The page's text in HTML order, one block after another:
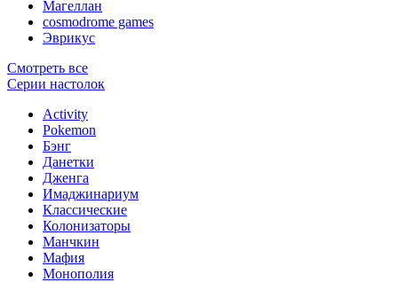
Магеллан
сosmodrome games
Эврикус
Смотреть все
Серии настолок
Activity
Pokemon
Бэнг
Данетки
Дженга
Имаджинариум
Классические
Колонизаторы
Манчкин
Мафия
Монополия